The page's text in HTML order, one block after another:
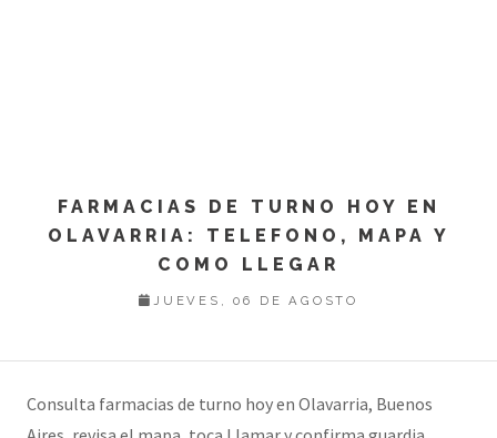
FARMACIAS DE TURNO HOY EN
OLAVARRIA: TELEFONO, MAPA Y
COMO LLEGAR
JUEVES, 06 DE AGOSTO
Consulta farmacias de turno hoy en Olavarria, Buenos